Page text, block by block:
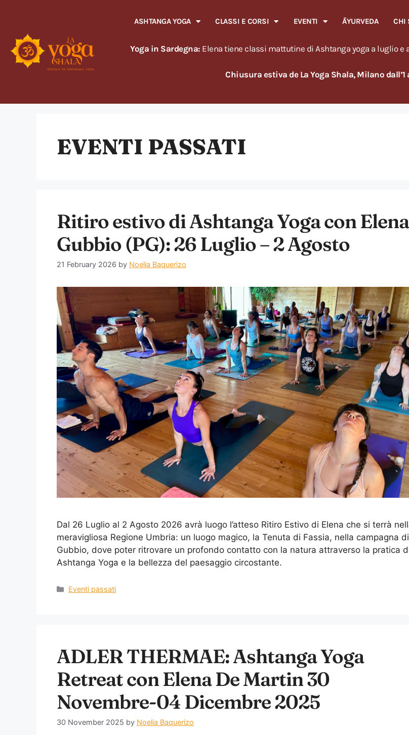
ASHTANGA YOGA CLASSI E CORSI EVENTI ĀYURVEDA CHI
Yoga in Sardegna: Elena tiene classi mattutine di Ashtanga yoga a luglio e
Chiusura estiva de La Yoga Shala, Milano
EVENTI PASSATI
Ritiro estivo di Ashtanga Yoga con
Gubbio (PG): 26 Luglio – 2 Agosto
21 February 2026 by Noelia Baquerizo
Dal 26 Luglio al 2 Agosto 2026 avrà luogo l’atteso Ritiro Estivo di Elena che si terrà
meravigliosa Regione Umbria: un luogo magico, la Tenuta di Fassia, nella campagna di
Gubbio, dove poter ritrovare un profondo contatto con la natura attraverso la pratica
Ashtanga Yoga e la bellezza del paesaggio circostante.
Eventi passati
ADLER THERMAE: Ashtanga Yoga
Retreat con Elena De Martin 30
Novembre-04 Dicembre 2025
30 November 2025 by Noelia Baquerizo